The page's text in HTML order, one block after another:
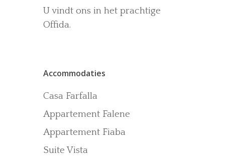
U vindt ons in het prachtige
Offida.
Accommodaties
Casa Farfalla
Appartement Falene
Appartement Fiaba
Suite Vista